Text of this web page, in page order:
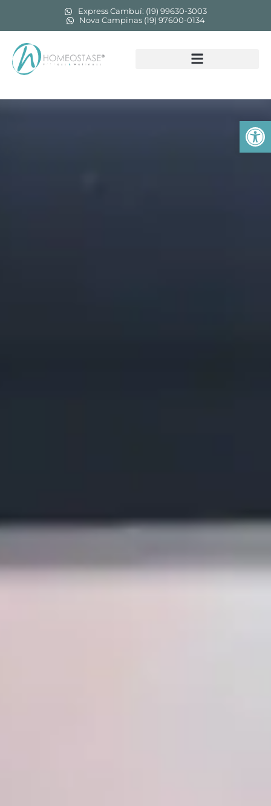
Express Cambuí: (19) 99630-3003
Nova Campinas (19) 97600-0134